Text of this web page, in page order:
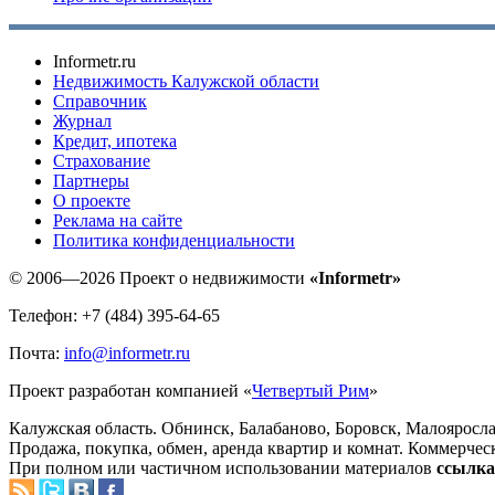
Informetr.ru
Недвижимость Калужской области
Справочник
Журнал
Кредит, ипотека
Страхование
Партнеры
O проекте
Реклама на сайте
Политика конфиденциальности
© 2006—2026 Проект о недвижимости «Informetr»
Телефон: +7 (484) 395-64-65
Почта: info@informetr.ru
Проект разработан компанией «Четвертый Рим»
Калужская область. Обнинск, Балабаново, Боровск,
Продажа, покупка, обмен, аренда квартир и комнат.
При полном или частичном использовании материалов